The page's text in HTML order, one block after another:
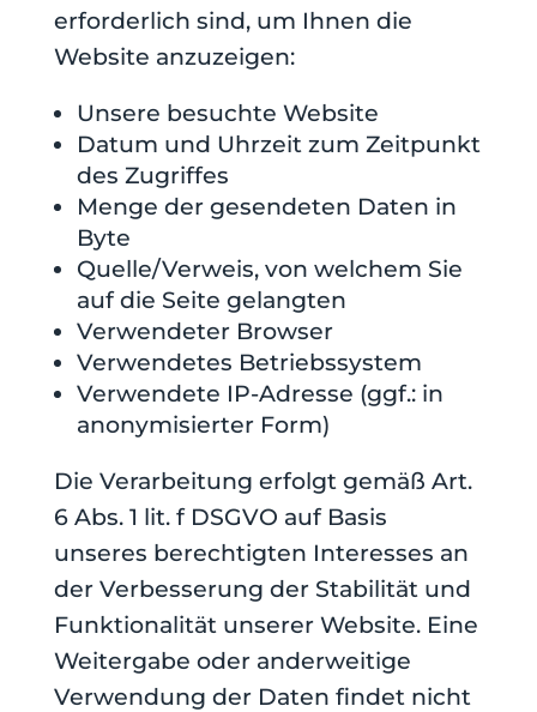
erforderlich sind, um Ihnen die
Website anzuzeigen:
Unsere besuchte Website
Datum und Uhrzeit zum Zeitpunkt
des Zugriffes
Menge der gesendeten Daten in
Byte
Quelle/Verweis, von welchem Sie
auf die Seite gelangten
Verwendeter Browser
Verwendetes Betriebssystem
Verwendete IP-Adresse (ggf.: in
anonymisierter Form)
Die Verarbeitung erfolgt gemäß Art.
6 Abs. 1 lit. f DSGVO auf Basis
unseres berechtigten Interesses an
der Verbesserung der Stabilität und
Funktionalität unserer Website. Eine
Weitergabe oder anderweitige
Verwendung der Daten findet nicht